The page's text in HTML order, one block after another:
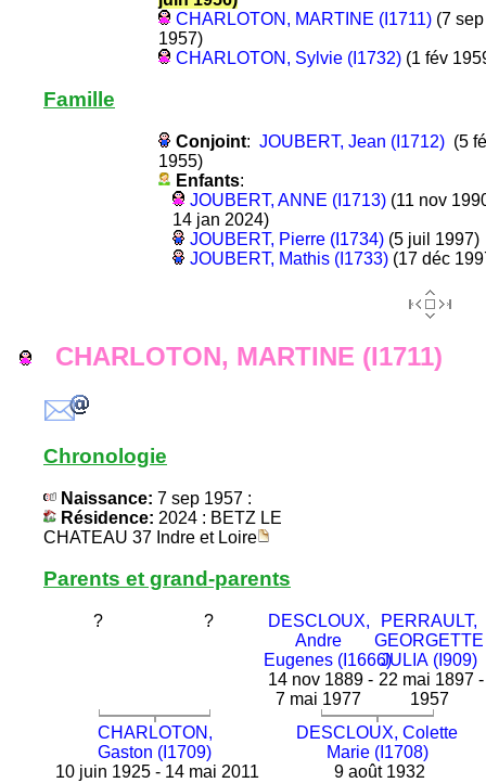
CHARLOTON, MARTINE (I1711)(7 sep
1957)
CHARLOTON, Sylvie (I1732)(1 fév
Famille
Conjoint: JOUBERT, Jean (I1712)(5
1955)
Enfants:
JOUBERT, ANNE (I1713)(11 nov
14 jan 2024)
JOUBERT, Pierre (I1734)(5 juil 1997)
JOUBERT, Mathis (I1733)(17 déc
CHARLOTON, MARTINE (I1711)
Chronologie
Naissance: 7 sep 1957 :
Résidence: 2024 : BETZ LE
CHATEAU 37 Indre et Loire
Parents et grand-parents
? ?
DESCLOUX,
Andre
Eugenes (I1666)
14 nov 1889 -
7 mai 1977
PERRAULT,
GEORGETTE
JULIA (I909)
22 mai 1897 -
1957
CHARLOTON,
Gaston (I1709)
10 juin 1925 - 14 mai 2011
DESCLOUX, Colette
Marie (I1708)
9 août 1932